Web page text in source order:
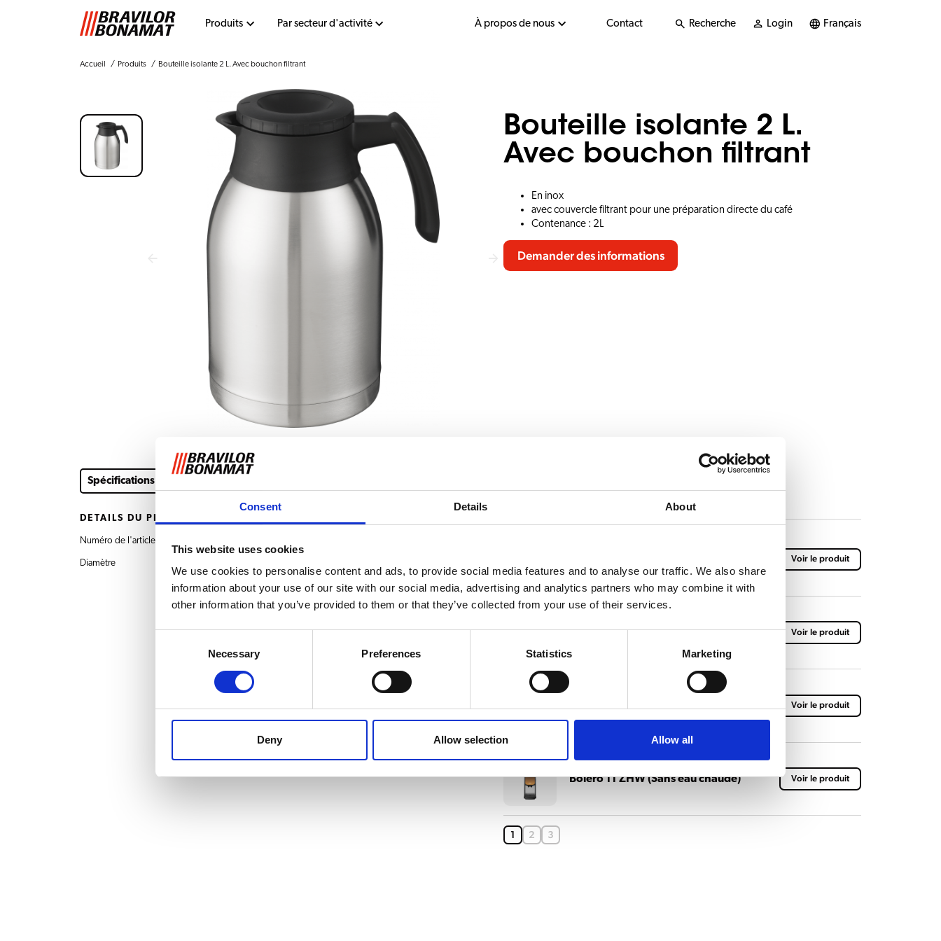
Consent Details About
This website uses cookies
We use cookies to personalise content and ads, to provide social media features and to analyse our traffic. We also share
information about your use of our site with our social media, advertising and analytics partners who may combine it with
other information that you’ve provided to them or that they’ve collected from your use of their services.
Necessary Preferences Statistics Marketing
Deny Allow selection Allow all
Produits Par secteur d'activité À propos de nous Contact Recherche Login Français
Accueil Produits Bouteille isolante 2 L. Avec bouchon filtrant
Bouteille isolante 2 L.
Avec bouchon filtrant
En inox
avec couvercle filtrant pour une préparation directe du café
Contenance : 2L
Demander des informations
Spécifications
DÉTAILS DU PRODUIT
Numéro de l'article
Diamètre Voir le produit
Voir le produit
Voir le produit
Bolero 11 ZHW (Sans eau chaude) Voir le produit
1 2 3